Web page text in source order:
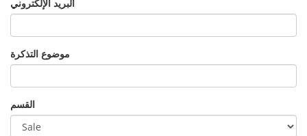
البريد الإلكتروني
موضوع التذكرة
القسم